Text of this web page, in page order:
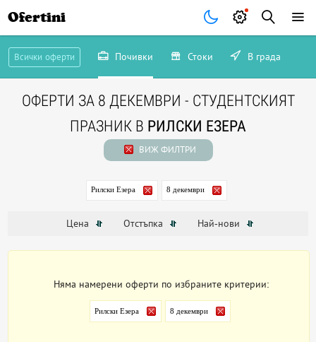
Ofertini
Всички оферти Почивки Стоки В града
ОФЕРТИ ЗА 8 ДЕКЕМВРИ - СТУДЕНТСКИЯТ
ПРАЗНИК В РИЛСКИ ЕЗЕРА
ВИЖ ФИЛТРИ
Рилски Езера 8 декември
Цена Отстъпка Най-нови
Няма намерени оферти по избраните критерии:
Рилски Езера 8 декември